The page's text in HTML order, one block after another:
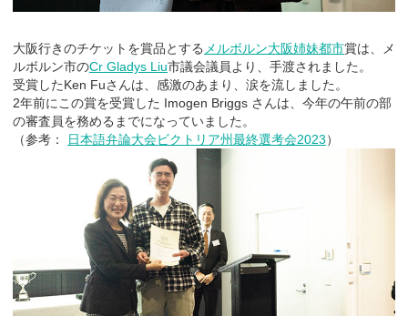
大阪行きのチケットを賞品とする メルボルン大阪姉妹都市賞は、メ
ルボルン市のCr Gladys Liu市議会議員より、手渡されました。
受賞したKen Fuさんは、感激のあまり、涙を流しました。
2年前にこの賞を受賞した Imogen Briggs さんは、今年の午前の部
の審査員を務めるまでになっていました。
（参考：
日本語弁論大会ビクトリア州最終選考会2023）